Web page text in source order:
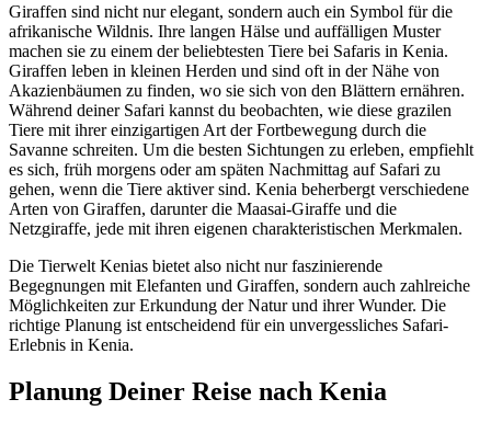
Giraffen sind nicht nur elegant, sondern auch ein Symbol für die
afrikanische Wildnis. Ihre langen Hälse und auffälligen Muster
machen sie zu einem der beliebtesten Tiere bei Safaris in Kenia.
Giraffen leben in kleinen Herden und sind oft in der Nähe von
Akazienbäumen zu finden, wo sie sich von den Blättern ernähren.
Während deiner Safari kannst du beobachten, wie diese grazilen
Tiere mit ihrer einzigartigen Art der Fortbewegung durch die
Savanne schreiten. Um die besten Sichtungen zu erleben, empfiehlt
es sich, früh morgens oder am späten Nachmittag auf Safari zu
gehen, wenn die Tiere aktiver sind. Kenia beherbergt verschiedene
Arten von Giraffen, darunter die Maasai-Giraffe und die
Netzgiraffe, jede mit ihren eigenen charakteristischen Merkmalen.
Die Tierwelt Kenias bietet also nicht nur faszinierende
Begegnungen mit Elefanten und Giraffen, sondern auch zahlreiche
Möglichkeiten zur Erkundung der Natur und ihrer Wunder. Die
richtige Planung ist entscheidend für ein unvergessliches Safari-
Erlebnis in Kenia.
Planung Deiner Reise nach Kenia